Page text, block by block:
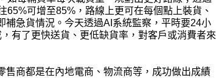
65%可增至85%，路線上更可在每個點上裝貨、
補急貨情況。今天透過AI系統監察，平時要24小
有了更快送貨、更低缺貨率，對客戶或消費者來
售商都是在內地電商、物流商等，成功做出成績